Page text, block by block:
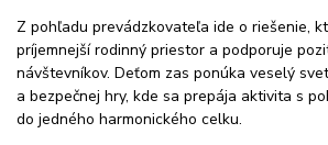
Z pohľadu prevádzkovateľa ide o riešenie,
príjemnejší rodinný priestor a podporuje
návštevníkov. Deťom zas ponúka veselý
a bezpečnej hry, kde sa prepája aktivita s
do jedného harmonického celku.